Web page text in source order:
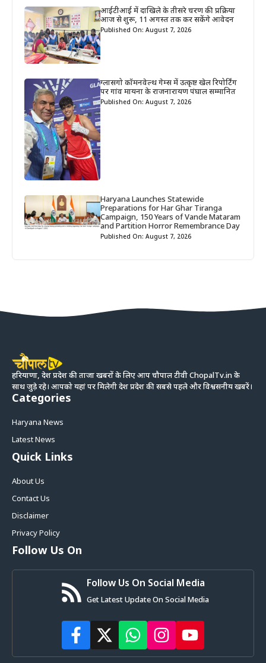
आईटीआई में दाखिले के तीसरे चरण की प्रक्रिया
आज से शुरू, 11 अगस्त तक कर सकेंगे आवेदन
Published On: August 7, 2026
ग्लासगो कॉमनवेल्थ गेम्स में उत्कृष्ट खेल रिपोर्टिंग
पर गांव मायना के राजनारायण पंघाल सम्मानित
Published On: August 7, 2026
Haryana Launches Statewide
Preparations for Har Ghar Tiranga
Campaign, 150 Years of Vande Mataram
and Partition Horror Remembrance Day
Published On: August 7, 2026
हरियाणा, देश प्रदेश की ताजा खबरों के लिए आप चौपाल टीवी ChopalTv.in के
साथ जुड़े रहे। आपको यहां पर मिलेगी देश प्रदेश की सबसे पहले और विश्वसनीय खबरें।
Categories
Haryana News
Latest News
Quick Links
About Us
Contact Us
Disclaimer
Privacy Policy
Follow Us On
Follow Us On Social Media
Get Latest Update On Social Media